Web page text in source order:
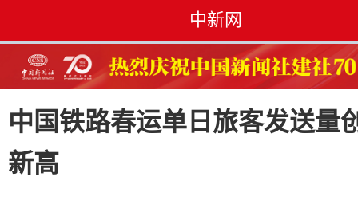
中新网
中国铁路春运单日旅客发送量
新高